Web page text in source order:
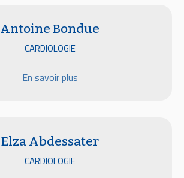
Antoine Bondue
CARDIOLOGIE
En savoir plus
Elza Abdessater
CARDIOLOGIE